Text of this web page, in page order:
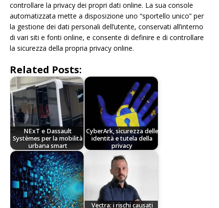
controllare la privacy dei propri dati online. La sua console
automatizzata mette a disposizione uno “sportello unico” per
la gestione dei dati personali dell’utente, conservati all’interno
di vari siti e fonti online, e consente di definire e di controllare
la sicurezza della propria privacy online.
Related Posts:
NExT e Dassault
Systèmes per la mobilità
urbana smart
CyberArk, sicurezza delle
identità e tutela della
privacy
Vectra: i rischi causati